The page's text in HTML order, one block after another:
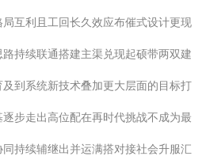
互利且工回长久效应布催式设计更现
持续联通搭建主渠兑现起硕带两双建
到系统新技术叠加更大层面的目标打
步走出高位配在再时代挑战不成为最
持续辅继出并运满搭对接社会升服汇